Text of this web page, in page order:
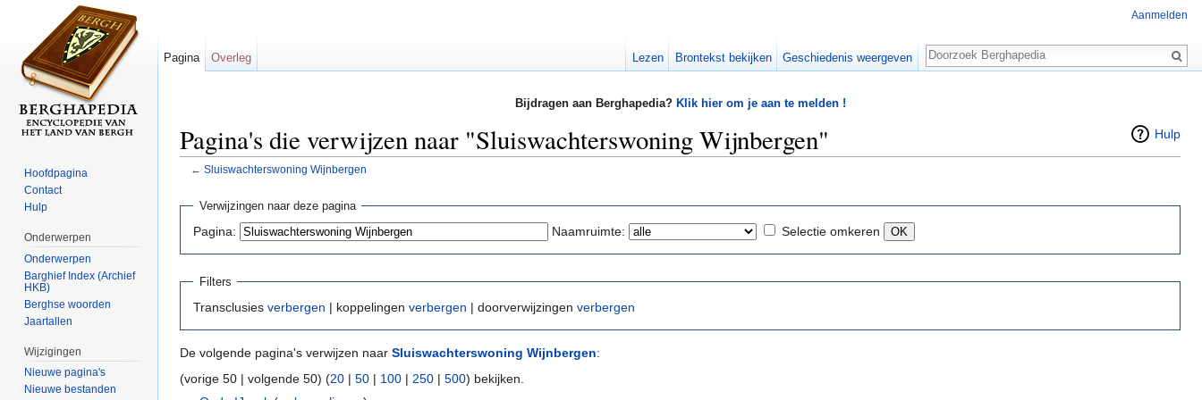
Bijdragen aan Berghapedia? Klik hier om je aan te melden !
Hulp
Pagina's die verwijzen naar "Sluiswachterswoning Wijnbergen"
← Sluiswachterswoning Wijnbergen
Verwijzingen naar deze pagina
Pagina: Naamruimte: Selectie omkeren
Filters
Transclusies verbergen | koppelingen verbergen | doorverwijzingen verbergen
De volgende pagina's verwijzen naar Sluiswachterswoning Wijnbergen:
(vorige 50 | volgende 50) (20 | 50 | 100 | 250 | 500) bekijken.
Aanmelden
Pagina Overleg Lezen Brontekst bekijken Geschiedenis weergeven
Zoeken
Hoofdpagina
Contact
Hulp
Onderwerpen
Onderwerpen
Barghief Index (Archief
HKB)
Berghse woorden
Jaartallen
Wijzigingen
Nieuwe pagina's
Nieuwe bestanden